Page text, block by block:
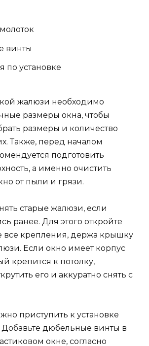
винты
по установке
жалюзи необходимо
размеры окна, чтобы
размеры и количество
Также, перед началом
подготовить
а именно очистить
от пыли и грязи.
старые жалюзи, если
ранее. Для этого откройте
все крепления, держа крышку
Если окно имеет корпус
крепится к потолку,
его и аккуратно снять с
приступить к установке
дюбельные винты в
окне, согласно